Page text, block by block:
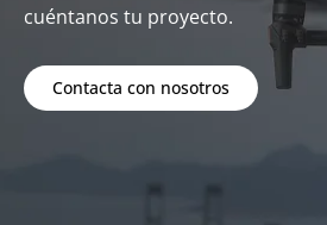
cuéntanos tu proyecto.
Contacta con nosotros